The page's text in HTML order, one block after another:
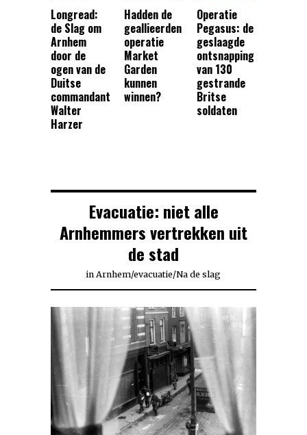
Longread:
de Slag om
Arnhem
door de
ogen van de
Duitse
commandant
Walter
Harzer
Hadden de
geallieerden
operatie
Market
Garden
kunnen
winnen?
Operatie
Pegasus: de
geslaagde
ontsnapping
van 130
gestrande
Britse
soldaten
Evacuatie: niet alle
Arnhemmers vertrekken uit
de stad
in Arnhem/evacuatie/Na de slag